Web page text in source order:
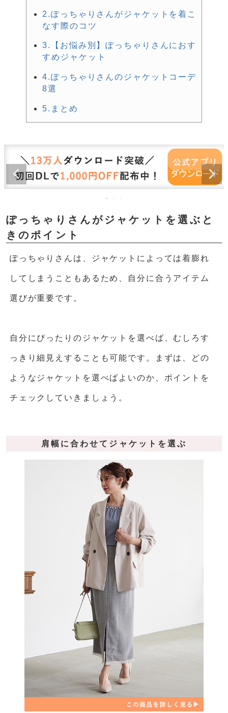
2.ぽっちゃりさんがジャケットを着こ
なす際のコツ
3.【お悩み別】ぽっちゃりさんにおす
すめジャケット
4.ぽっちゃりさんのジャケットコーデ
8選
5.まとめ
ぽっちゃりさんがジャケットを選ぶと
きのポイント
ぽっちゃりさんは、ジャケットによっては着膨れ
してしまうこともあるため、自分に合うアイテム
選びが重要です。
自分にぴったりのジャケットを選べば、むしろす
っきり細見えすることも可能です。まずは、どの
ようなジャケットを選べばよいのか、ポイントを
チェックしていきましょう。
肩幅に合わせてジャケットを選ぶ